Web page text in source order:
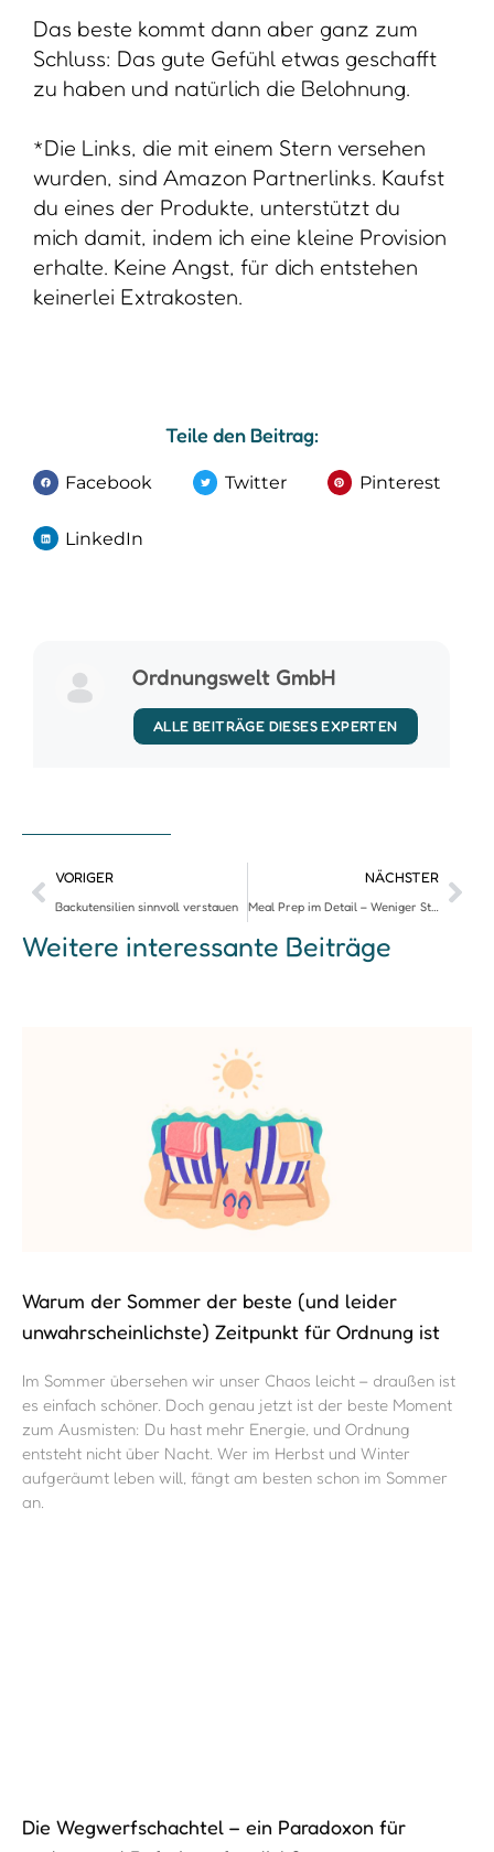
Das beste kommt dann aber ganz zum
Schluss: Das gute Gefühl etwas geschafft
zu haben und natürlich die Belohnung.
*Die Links, die mit einem Stern versehen
wurden, sind Amazon Partnerlinks. Kaufst
du eines der Produkte, unterstützt du
mich damit, indem ich eine kleine Provision
erhalte. Keine Angst, für dich entstehen
keinerlei Extrakosten.
Teile den Beitrag:
Facebook Twitter Pinterest
LinkedIn
Ordnungswelt GmbH
ALLE BEITRÄGE DIESES EXPERTEN
VORIGER
Backutensilien sinnvoll verstauen
NÄCHSTER
Meal Prep im Detail – Weniger Stress beim Kochen
Weitere interessante Beiträge
Warum der Sommer der beste (und leider
unwahrscheinlichste) Zeitpunkt für Ordnung ist
Im Sommer übersehen wir unser Chaos leicht – draußen ist
es einfach schöner. Doch genau jetzt ist der beste Moment
zum Ausmisten: Du hast mehr Energie, und Ordnung
entsteht nicht über Nacht. Wer im Herbst und Winter
aufgeräumt leben will, fängt am besten schon im Sommer
an.
Die Wegwerfschachtel – ein Paradoxon für